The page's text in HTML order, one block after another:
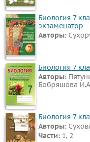
предметы
Математика
Английский
язык
Русский
язык
Алгебра
Геометрия
Физика
Химия
Биология 7
экзаменатор
Авторы:
Биология 7
Авторы:
Бобряшова
Биология 7
Авторы:
Части: 1, 2